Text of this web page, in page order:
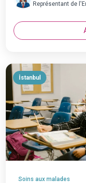
Représentant de
İstanbul
Soins aux malades